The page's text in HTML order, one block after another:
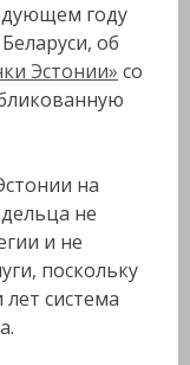
году
об
Эстонии» со
на
не
и не
поскольку
система